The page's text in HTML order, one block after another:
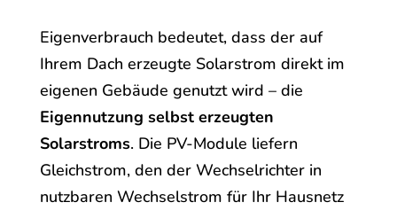
Eigenverbrauch bedeutet, dass der auf
Ihrem Dach erzeugte Solarstrom direkt im
eigenen Gebäude genutzt wird – die
Eigennutzung selbst erzeugten
Solarstroms. Die PV-Module liefern
Gleichstrom, den der Wechselrichter in
nutzbaren Wechselstrom für Ihr Hausnetz